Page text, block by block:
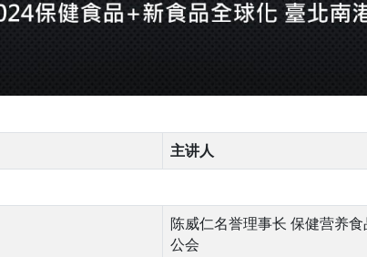
主讲人
陈威仁名誉理事长 保健营养食
公会